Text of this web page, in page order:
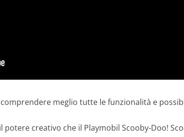
meglio tutte le funzionalità e
potere creativo che il Playmobil Scooby-Doo!